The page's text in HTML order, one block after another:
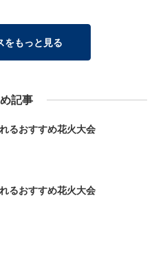
をもっと見る
記事
るおすすめ花火大会
るおすすめ花火大会